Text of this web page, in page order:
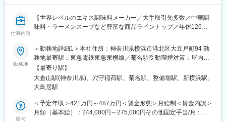
└パーソルグループの制度を活用し、グループ内の様々な職種に
挑戦できます。
◎常駐先企業の正社員に転職する
└入社後に常駐先での悩みや今後のキャリアに関して相談がで
き、アドバイスをもらうことができます。また、「自分がなりた
い姿」を目指して、中長期的なキャリア形成もサポートします。
★ぜひご覧ください★
変更の範囲：会社の定める業務
大手流通小売（コンビニ、総合スーパー、百貨店等）、大手外食
チェーン、食品メーカー、ホテル、給食事業者、商社・卸等大手
す。
変更の範囲：会社の定める業務
仕事内容
【世界レベルのエキス調味料メーカー／大手取引先多数／中華調
味料・ラーメンスープなど豊富な商品ラインナップ／年休126日
■業務内容
国内外に工場を持ち、加工原料/業務用調味料/酵母関連素材等の開
発・製造・販売している当社にて、開発部門に所属し、食品・調
味料製品の分析業務全般を担当いただきます。
■業務詳細
・原料・中間製品・最終製品の理化学分析
・一般成分分析（水分、灰分、たんぱく質、脂質等）
勤務地
＜勤務地詳細1＞本社住所：神奈川県横浜市港北区大豆戸町94 勤
務地最寄駅：東急電鉄東急東横線／菊名駅受動喫煙対策：屋内喫
煙可能場所あり＜勤務地詳細2＞テーブルマーク羽田食品開発セン
ター住所：東京都大田区羽田旭町5-14 勤務地最寄駅：京浜急行空
港線／穴守稲荷駅受動喫煙対策：屋内全面禁煙変更の範囲：会社
【最寄り駅】
大倉山駅(神奈川県)、穴守稲荷駅、菊名駅、整備場駅、新横浜駅、
大鳥居駅
給与
＜予定年収＞421万円～487万円＜賃金形態＞月給制＜賃金内訳＞
月額（基本給）：244,000円～275,000円その他固定手当/月：